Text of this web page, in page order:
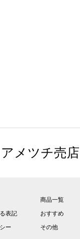
アメツチ売店
表記
ー
商品一覧
おすすめ
その他